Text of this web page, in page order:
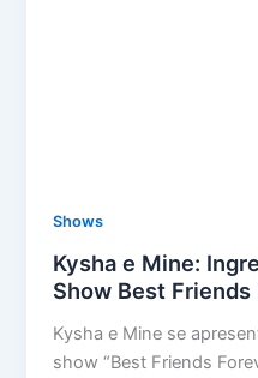
Shows
Kysha e Mine:
Show Best Friends
Kysha e Mine se
show “Best Friends